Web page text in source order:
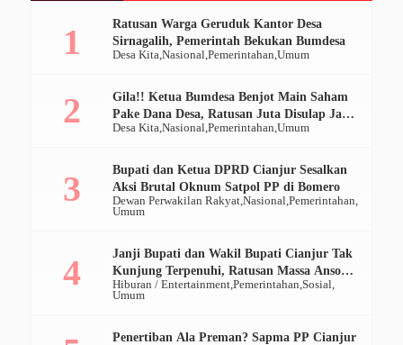
Desa Kita Nasional Pemerintahan Umum
Ratusan Warga Geruduk Kantor Desa
Sirnagalih, Pemerintah Bekukan Bumdesa
Desa Kita Nasional Pemerintahan Umum
Gila!! Ketua Bumdesa Benjot Main Saham
Pake Dana Desa, Ratusan Juta Disulap Jadi
Ratusan Ribu
Dewan Perwakilan Rakyat Nasional Pemerintahan
Umum
Bupati dan Ketua DPRD Cianjur Sesalkan
Aksi Brutal Oknum Satpol PP di Bomero
Hiburan / Entertainment Pemerintahan Sosial
Umum
Janji Bupati dan Wakil Bupati Cianjur Tak
Kunjung Terpenuhi, Ratusan Massa Ansor
Geruduk Pendopo
Penertiban Ala Preman? Sapma PP Cianjur